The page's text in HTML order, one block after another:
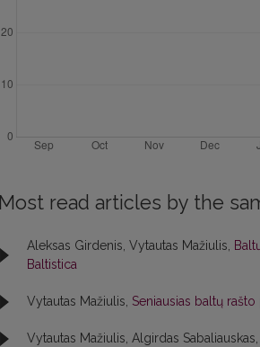
Most read articles by the
Aleksas Girdenis, Vytautas Mažiulis,
Baltistica
Vytautas Mažiulis, Seniausias baltų rašto
Vytautas Mažiulis, Algirdas Sabaliauskas,